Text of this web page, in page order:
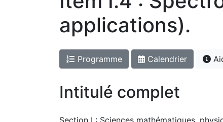
applications).
Programme Calendrier
Intitulé complet
Section I : Sciences mathématiques,